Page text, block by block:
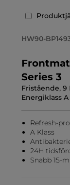
HW90-
Series 3
Fristående, 9
Energiklass A
Refresh-
A Klass
24H
Snabb 15-